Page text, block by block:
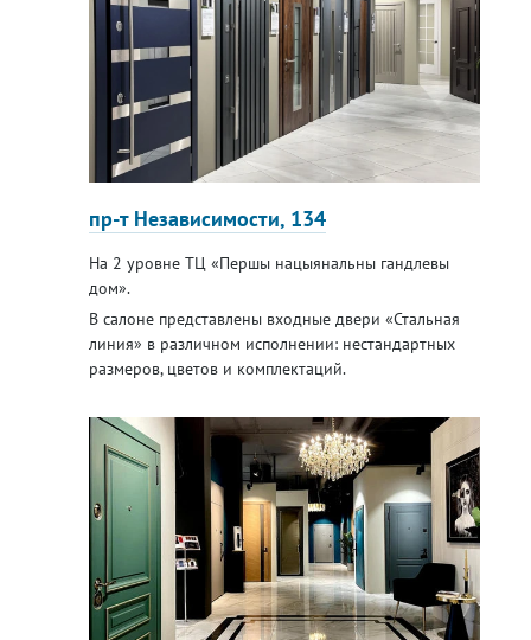
пр-т Независимости, 134
На 2 уровне ТЦ «Першы нацыянальны гандлевы
дом».
В салоне представлены входные двери «Стальная
линия» в различном исполнении: нестандартных
размеров, цветов и комплектаций.